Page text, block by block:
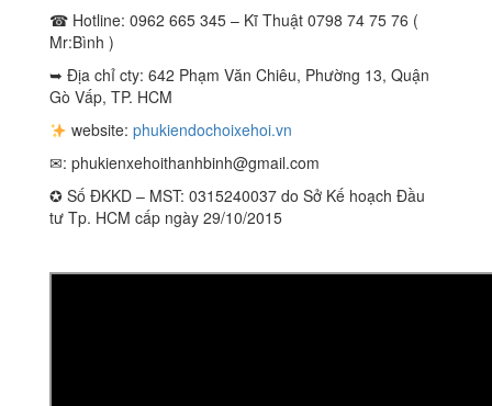
☎ Hotline: 0962 665 345 – Kĩ Thuật 0798 74 75 76 (
Mr:Bình )
➥ Địa chỉ cty: 642 Phạm Văn Chiêu, Phường 13, Quận
Gò Vấp, TP. HCM
website: phukiendochoixehoi.vn
✉: phukienxehoithanhbinh@gmail.com
✪ Số ĐKKD – MST: 0315240037 do Sở Kế hoạch Đầu
tư Tp. HCM cấp ngày 29/10/2015